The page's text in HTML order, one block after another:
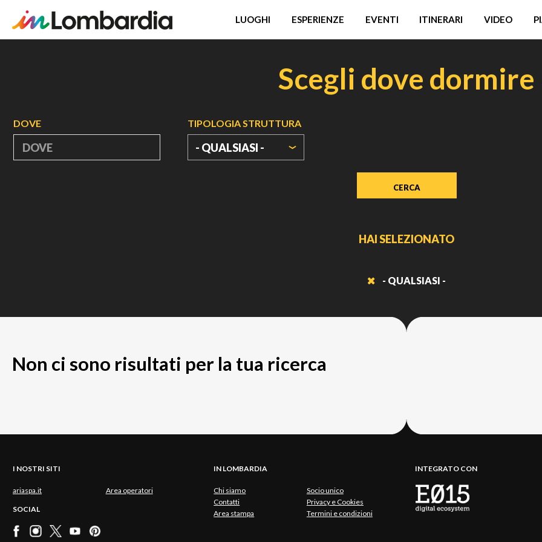
LUOGHI ESPERIENZE EVENTI ITINERARI VIDEO
Scegli dove dormire
DOVE TIPOLOGIA STRUTTURA
- QUALSIASI -
HAI SELEZIONATO
- QUALSIASI -
Non ci sono risultati per la tua ricerca
I NOSTRI SITI
ariaspa.it Area operatori
SOCIAL
IN LOMBARDIA
Chi siamo
Socio unico
Contatti
Privacy e Cookies
Area stampa
Termini e condizioni
INTEGRATO CON